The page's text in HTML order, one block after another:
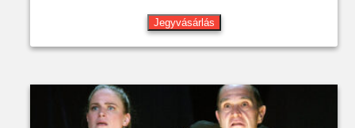
Jegyvásárlás